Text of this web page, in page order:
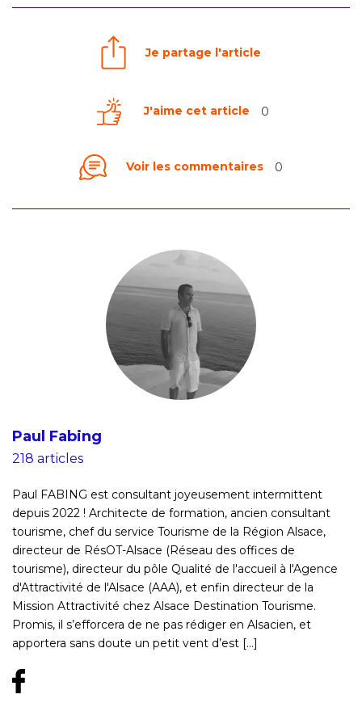
Je partage l'article
J'aime cet article 0
Voir les commentaires 0
Paul Fabing
218 articles
Paul FABING est consultant joyeusement intermittent
depuis 2022 ! Architecte de formation, ancien consultant
tourisme, chef du service Tourisme de la Région Alsace,
directeur de RésOT-Alsace (Réseau des offices de
tourisme), directeur du pôle Qualité de l'accueil à l'Agence
d'Attractivité de l'Alsace (AAA), et enfin directeur de la
Mission Attractivité chez Alsace Destination Tourisme.
Promis, il s’efforcera de ne pas rédiger en Alsacien, et
apportera sans doute un petit vent d’est [...]